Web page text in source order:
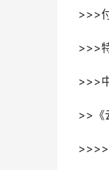
>>>
>>>
>>>
>>《
>>>>